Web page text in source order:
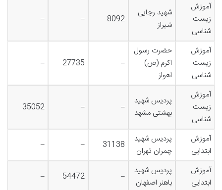
آموزش
زیست
شناسی
شهید رجایی
شیراز
8092
–
–
آموزش
زیست
شناسی
حضرت رسول
اکرم (ص)
اهواز
–
27735
–
آموزش
زیست
شناسی
پردیس شهید
بهشتی مشهد
–
–
35052
آموزش
ابتدایی
پردیس شهید
چمران تهران
31138
–
–
آموزش
ابتدایی
پردیس شهید
باهنر اصفهان
–
54472
–